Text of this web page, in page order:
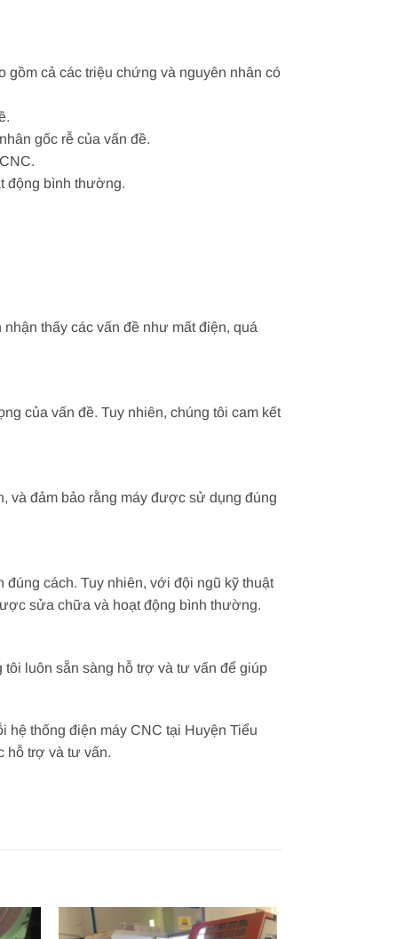
gồm cả các triệu chứng và nguyên nhân có
gốc rễ của vấn đề.
động bình thường.
thấy các vấn đề như mất điện, quá
của vấn đề. Tuy nhiên, chúng tôi cam kết
và đảm bảo rằng máy được sử dụng đúng
cách. Tuy nhiên, với đội ngũ kỹ thuật
sửa chữa và hoạt động bình thường.
luôn sẵn sàng hỗ trợ và tư vấn để giúp
hệ thống điện máy CNC tại Huyện Tiểu
hỗ trợ và tư vấn.